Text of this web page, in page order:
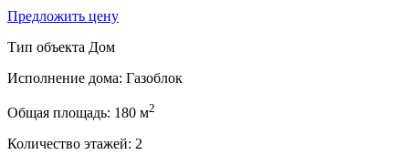
Предложить цену
Тип объекта Дом
Исполнение дома: Газоблок
Общая площадь: 180 м2
Количество этажей: 2